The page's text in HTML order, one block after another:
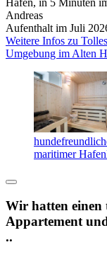
Andreas
Aufenthalt im Juli
Weitere Infos zu
Umgebung im Alten
maritimer
Wir hatten einen
Appartement
..